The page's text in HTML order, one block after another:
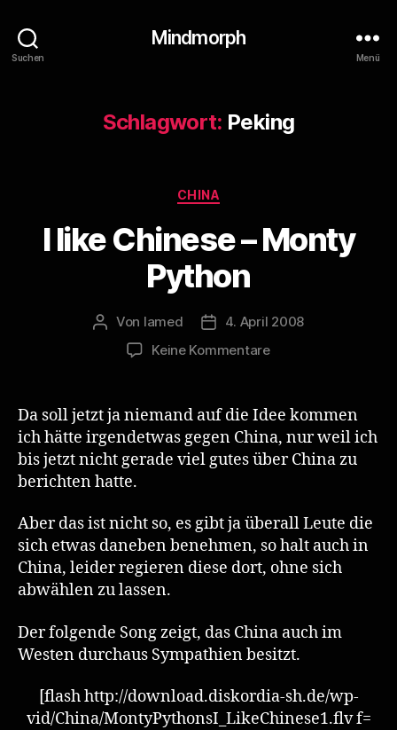
Suchen
Mindmorph
Menü
Schlagwort: Peking
Kategorien
CHINA
I like Chinese – Monty
Python
Beitragsautor
Von lamed Veröffentlichungsdatum
4. April 2008
Keine Kommentarezu
Chinese
Monty
Python
Da soll jetzt ja niemand auf die Idee kommen
ich hätte irgendetwas gegen China, nur weil ich
bis jetzt nicht gerade viel gutes über China zu
berichten hatte.
Aber das ist nicht so, es gibt ja überall Leute die
sich etwas daneben benehmen, so halt auch in
China, leider regieren diese dort, ohne sich
abwählen zu lassen.
Der folgende Song zeigt, das China auch im
Westen durchaus Sympathien besitzt.
[flash http://download.diskordia-sh.de/wp-
vid/China/MontyPythonsI_LikeChinese1.flv f=